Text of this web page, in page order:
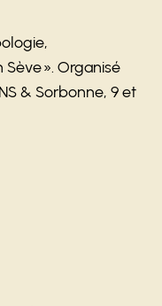
». Organisé
& Sorbonne, 9 et